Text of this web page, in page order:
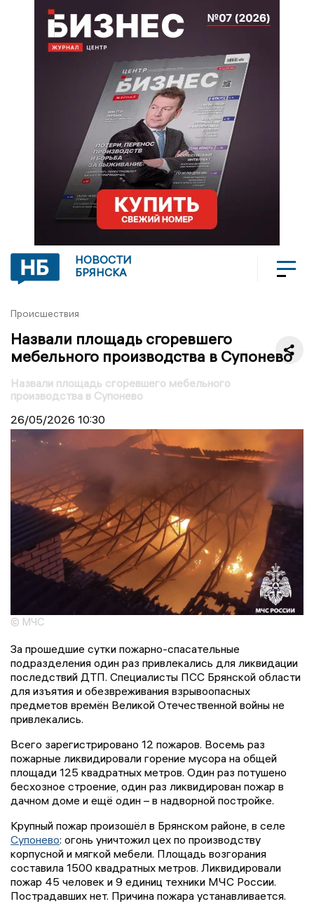
НОВОСТИ
БРЯНСКА
Происшествия
Назвали площадь сгоревшего
мебельного производства в Супонево
Назвали площадь сгоревшего мебельного
производства в Супонево
26/05/2026 10:30
© МЧС
За прошедшие сутки пожарно-спасательные
подразделения один раз привлекались для ликвидации
последствий ДТП. Специалисты ПСС Брянской области
для изъятия и обезвреживания взрывоопасных
предметов времён Великой Отечественной войны не
привлекались.
Всего зарегистрировано 12 пожаров. Восемь раз
пожарные ликвидировали горение мусора на общей
площади 125 квадратных метров. Один раз потушено
бесхозное строение, один раз ликвидирован пожар в
дачном доме и ещё один – в надворной постройке.
Крупный пожар произошёл в Брянском районе, в селе
Супонево: огонь уничтожил цех по производству
корпусной и мягкой мебели. Площадь возгорания
составила 1500 квадратных метров. Ликвидировали
пожар 45 человек и 9 единиц техники МЧС России.
Пострадавших нет. Причина пожара устанавливается.